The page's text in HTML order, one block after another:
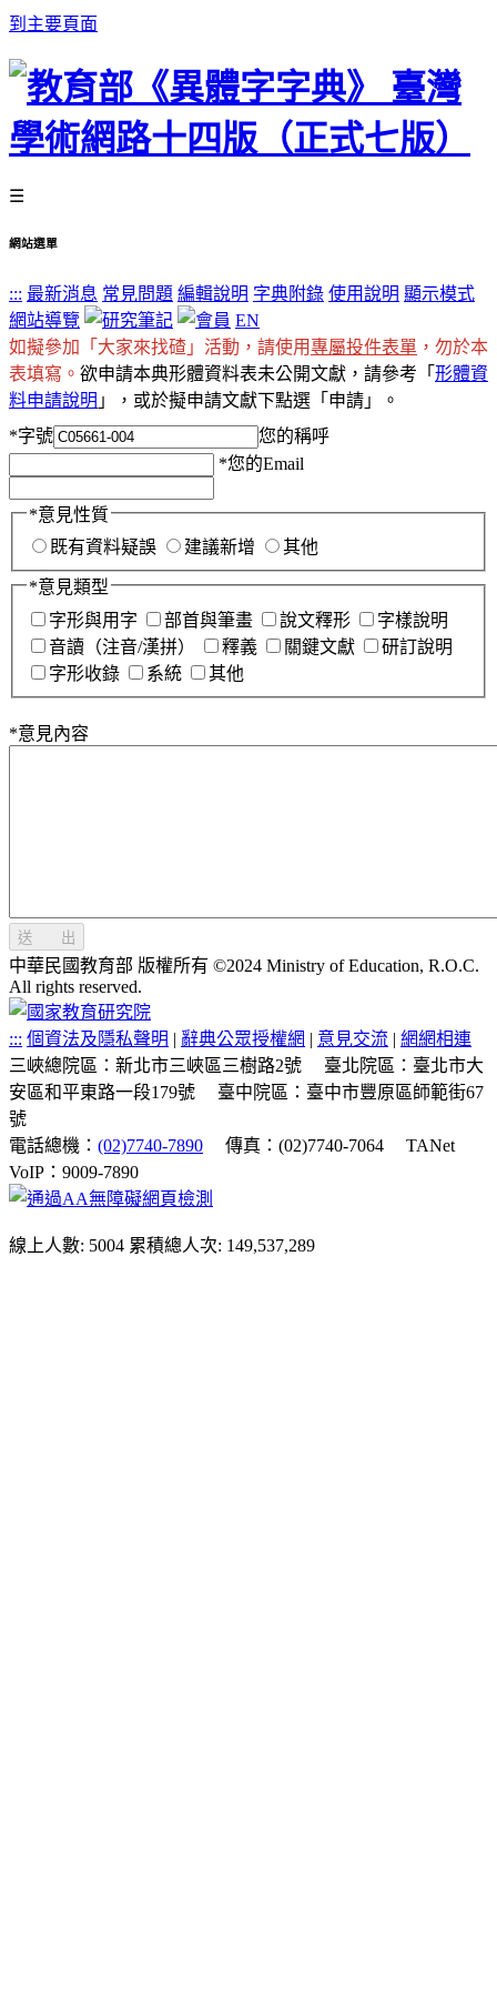
到主要頁面
☰
網站選單
::: 最新消息 常見問題 編輯說明 字典附錄 使用說明 顯示模式
網站導覽
EN
如擬參加「大家來找碴」活動，請使用專屬投件表單 ，勿於本
表填寫。 欲申請本典形體資料表未公開文獻，請參考「 形體資
料申請說明 」，或於擬申請文獻下點選「申請」。
*字號
您的稱呼
*您的Email
*意見性質
既有資料疑誤
建議新增 其他
*意見類型
字形與用字
部首與筆畫 說文釋形
字樣說明
音讀（注音/漢拼）
釋義 關鍵文獻
研訂說明
字形收錄
系統 其他
*意見內容
送 出
中華民國教育部 版權所有 ©2024 Ministry of Education, R.O.C.
All rights reserved.
::: 個資法及隱私聲明 | 辭典公眾授權網 | 意見交流 | 網網相連
三峽總院區：新北市三峽區三樹路2號
臺北院區：臺北市大
安區和平東路一段179號
臺中院區：臺中市豐原區師範街67
號
電話總機： (02)7740-7890 傳真：(02)7740-7064
TANet
VoIP：9009-7890
線上人數: 5004 累積總人次: 149,537,289